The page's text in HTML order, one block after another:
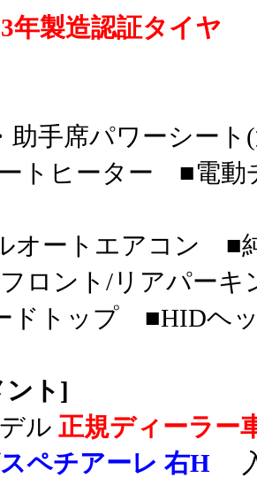
年製造認証タイヤ
助手席パワーシー
トヒーター ■電動
オートエアコン
ロント/リアパー
ドトップ ■HIDヘ
ント]
ル 正規ディーラー
ペチアーレ 右H